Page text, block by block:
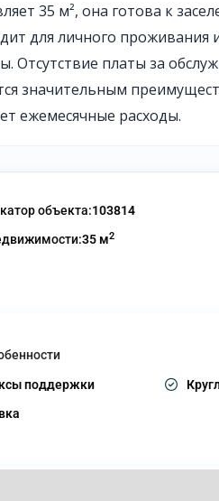
35 м², она готова к
для личного проживания
Отсутствие платы за
значительным
ежемесячные расходы.
объекта:103814
35 м2
поддержки